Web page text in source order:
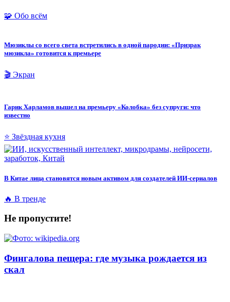
🧩 Обо всём
Мюзиклы со всего света встретились в одной пародии: «Призрак
мюзикла» готовится к премьере
🎬 Экран
Гарик Харламов вышел на премьеру «Колобка» без супруги: что
известно
⭐ Звёздная кухня
В Китае лица становятся новым активом для создателей ИИ-сериалов
🔥 В тренде
Не пропустите!
Фингалова пещера: где музыка рождается из
скал